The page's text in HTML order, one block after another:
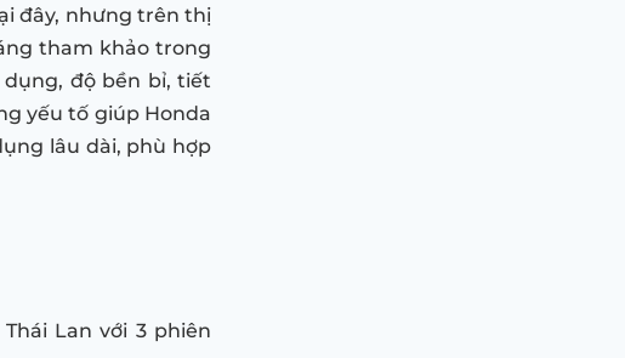
đây, nhưng trên thị
tham khảo trong
độ bền bỉ, tiết
yếu tố giúp Honda
lâu dài, phù hợp
Lan với 3 phiên